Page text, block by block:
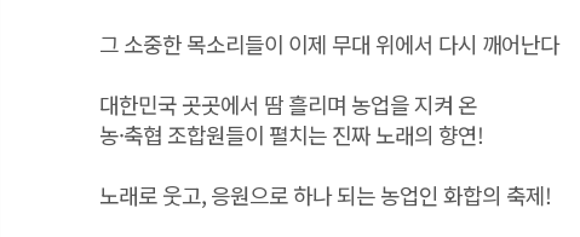
그 소중한 목소리들이 이제 무대 위에서 다시 깨어난다
대한민국 곳곳에서 땀 흘리며 농업을 지켜 온
농·축협 조합원들이 펼치는 진짜 노래의 향연!
노래로 웃고, 응원으로 하나 되는 농업인 화합의 축제!